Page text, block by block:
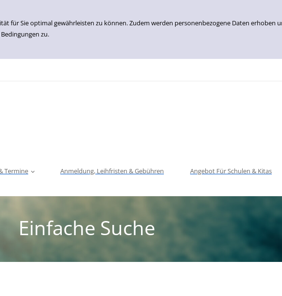
für Sie optimal gewährleisten zu können. Zudem werden personenbezogene Daten erhoben
zu.
Termine Anmeldung, Leihfristen & Gebühren Angebot Für Schulen & Kitas
Einfache Suche